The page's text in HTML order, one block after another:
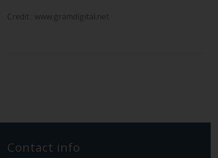
Credit : www.gramdigital.net
Contact info